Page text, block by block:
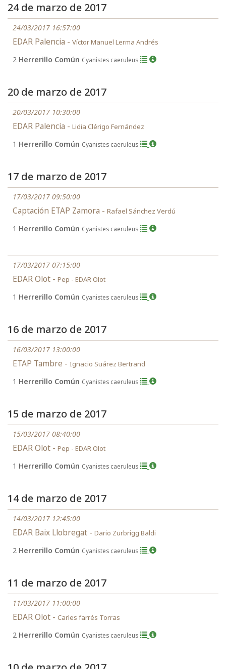
24 de marzo de 2017
24/03/2017 16:57:00
EDAR Palencia - Víctor Manuel Lerma Andrés
2 Herrerillo Común Cyanistes caeruleus
20 de marzo de 2017
20/03/2017 10:30:00
EDAR Palencia - Lidia Clérigo Fernández
1 Herrerillo Común Cyanistes caeruleus
17 de marzo de 2017
17/03/2017 09:50:00
Captación ETAP Zamora - Rafael Sánchez Verdú
1 Herrerillo Común Cyanistes caeruleus
17/03/2017 07:15:00
EDAR Olot - Pep - EDAR Olot
1 Herrerillo Común Cyanistes caeruleus
16 de marzo de 2017
16/03/2017 13:00:00
ETAP Tambre - Ignacio Suárez Bertrand
1 Herrerillo Común Cyanistes caeruleus
15 de marzo de 2017
15/03/2017 08:40:00
EDAR Olot - Pep - EDAR Olot
1 Herrerillo Común Cyanistes caeruleus
14 de marzo de 2017
14/03/2017 12:45:00
EDAR Baix Llobregat - Dario Zurbrigg Baldi
2 Herrerillo Común Cyanistes caeruleus
11 de marzo de 2017
11/03/2017 11:00:00
EDAR Olot - Carles farrés Torras
2 Herrerillo Común Cyanistes caeruleus